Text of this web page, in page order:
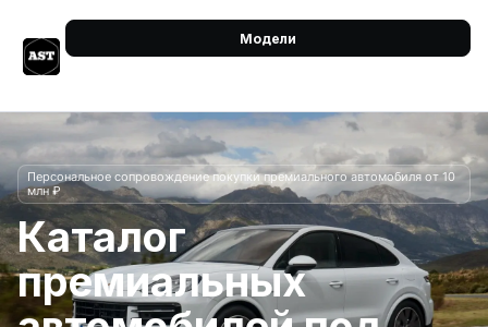
Модели
Персональное сопровождение покупки премиального автомобиля от 10
млн ₽
Каталог
премиальных